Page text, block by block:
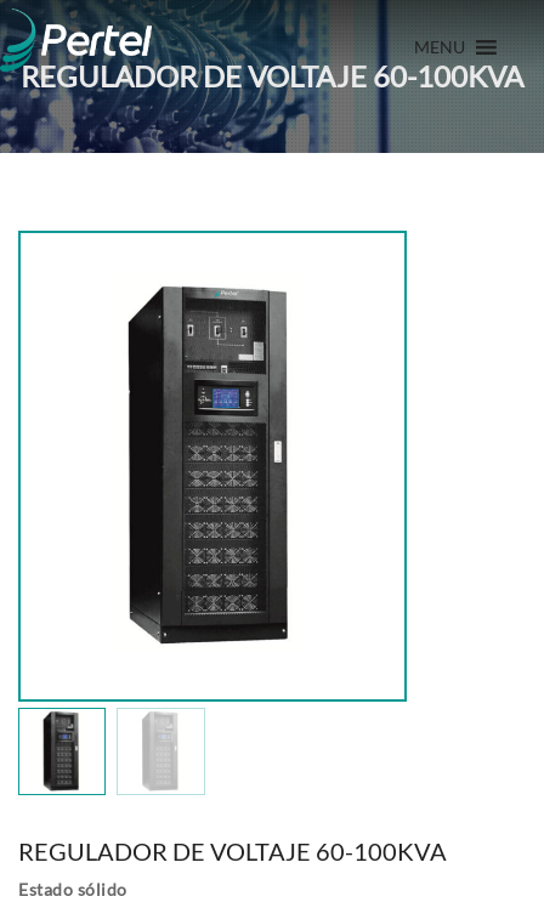
MENU
REGULADOR DE VOLTAJE 60-100KVA
REGULADOR DE VOLTAJE 60-100KVA
Estado sólido